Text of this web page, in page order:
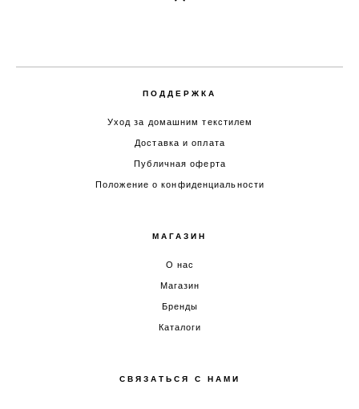
ПОДДЕРЖКА
Уход за домашним текстилем
Доставка и оплата
Публичная оферта
Положение о конфиденциальности
МАГАЗИН
О нас
Магазин
Бренды
Каталоги
СВЯЗАТЬСЯ С НАМИ